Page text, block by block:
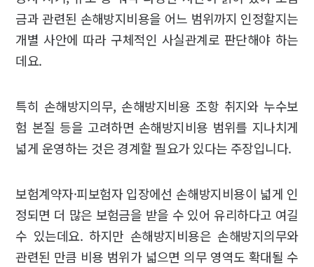
금과 관련된 손해방지비용을 어느 범위까지 인정할지는
개별 사안에 따라 구체적인 사실관계로 판단해야 하는
데요.
특히 손해방지의무, 손해방지비용 조항 취지와 누수보
험 본질 등을 고려하면 손해방지비용 범위를 지나치게
넓게 운영하는 것은 경계할 필요가 있다는 주장입니다.
보험계약자·피보험자 입장에선 손해방지비용이 넓게 인
정되면 더 많은 보험금을 받을 수 있어 유리하다고 여길
수 있는데요. 하지만 손해방지비용은 손해방지의무와
관련된 만큼 비용 범위가 넓으면 의무 영역도 확대될 수